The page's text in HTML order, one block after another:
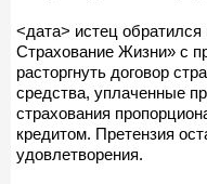
<дата> истец
Страхование Жизни» с
расторгнуть договор
средства, уплаченные
страхования
кредитом. Претензия
удовлетворения.